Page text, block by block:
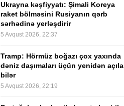
Ukrayna kəşfiyyatı: Şimali Koreya
raket bölməsini Rusiyanın qərb
sərhədinə yerləşdirir
5 Avqust 2026, 22:37
Tramp: Hörmüz boğazı çox yaxında
dəniz daşımaları üçün yenidən açıla
bilər
5 Avqust 2026, 22:19